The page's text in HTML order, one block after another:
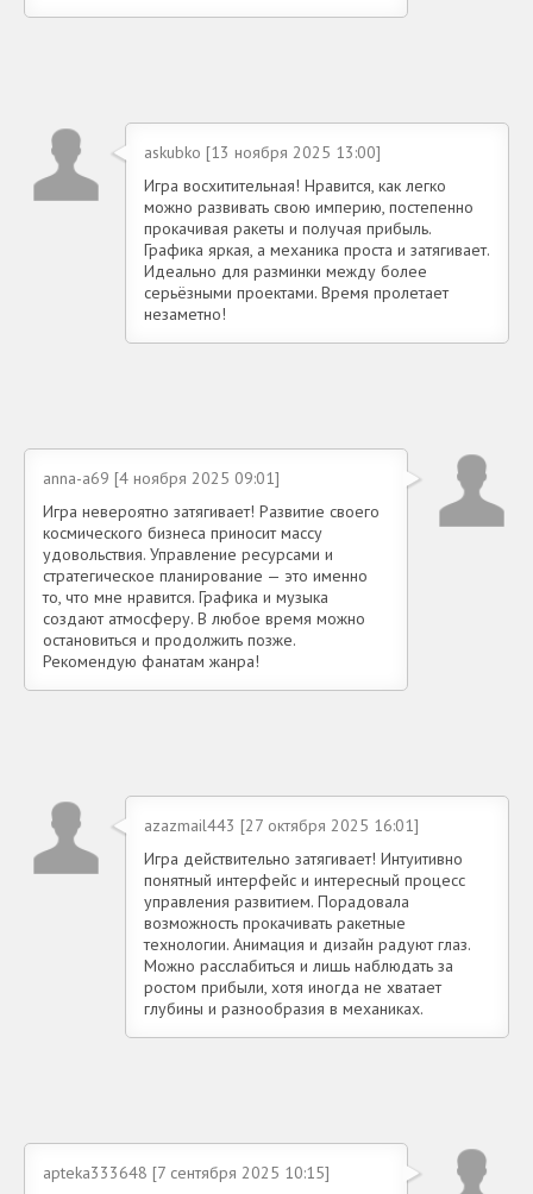
askubko [13 ноября 2025 13:00]
Игра восхитительная! Нравится, как легко
можно развивать свою империю, постепенно
прокачивая ракеты и получая прибыль.
Графика яркая, а механика проста и затягивает.
Идеально для разминки между более
серьёзными проектами. Время пролетает
незаметно!
anna-a69 [4 ноября 2025 09:01]
Игра невероятно затягивает! Развитие своего
космического бизнеса приносит массу
удовольствия. Управление ресурсами и
стратегическое планирование — это именно
то, что мне нравится. Графика и музыка
создают атмосферу. В любое время можно
остановиться и продолжить позже.
Рекомендую фанатам жанра!
azazmail443 [27 октября 2025 16:01]
Игра действительно затягивает! Интуитивно
понятный интерфейс и интересный процесс
управления развитием. Порадовала
возможность прокачивать ракетные
технологии. Анимация и дизайн радуют глаз.
Можно расслабиться и лишь наблюдать за
ростом прибыли, хотя иногда не хватает
глубины и разнообразия в механиках.
apteka333648 [7 сентября 2025 10:15]